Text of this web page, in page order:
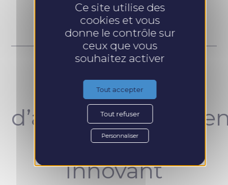
Un concept
unique et
innovant
Ce site utilise des
cookies et vous
donne le contrôle sur
ceux que vous
souhaitez activer
Tout accepter
Tout refuser
Personnaliser